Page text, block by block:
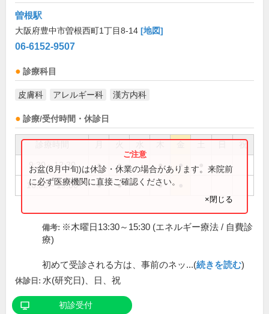
曽根駅
大阪府豊中市曽根西町1丁目8-14 [地図]
06-6152-9507
診療科目
皮膚科 アレルギー科 漢方内科
診療/受付時間・休診日
祝
9:30～12:30 ● ● ● ●
16:00～19:00 ● ● ●
お盆(8月中旬)は休診・休業の場合があります。来院前
に必ず医療機関に直接ご確認ください。
×閉じる
備考: ※木曜日13:30～15:30 (エネルギー療法 / 自費診
療)
初めて受診される方は、事前のネッ...(続きを読む)
休診日: 水(研究日)、日、祝
初診受付